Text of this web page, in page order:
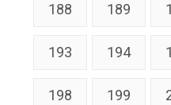
188 189
193 194
198 199